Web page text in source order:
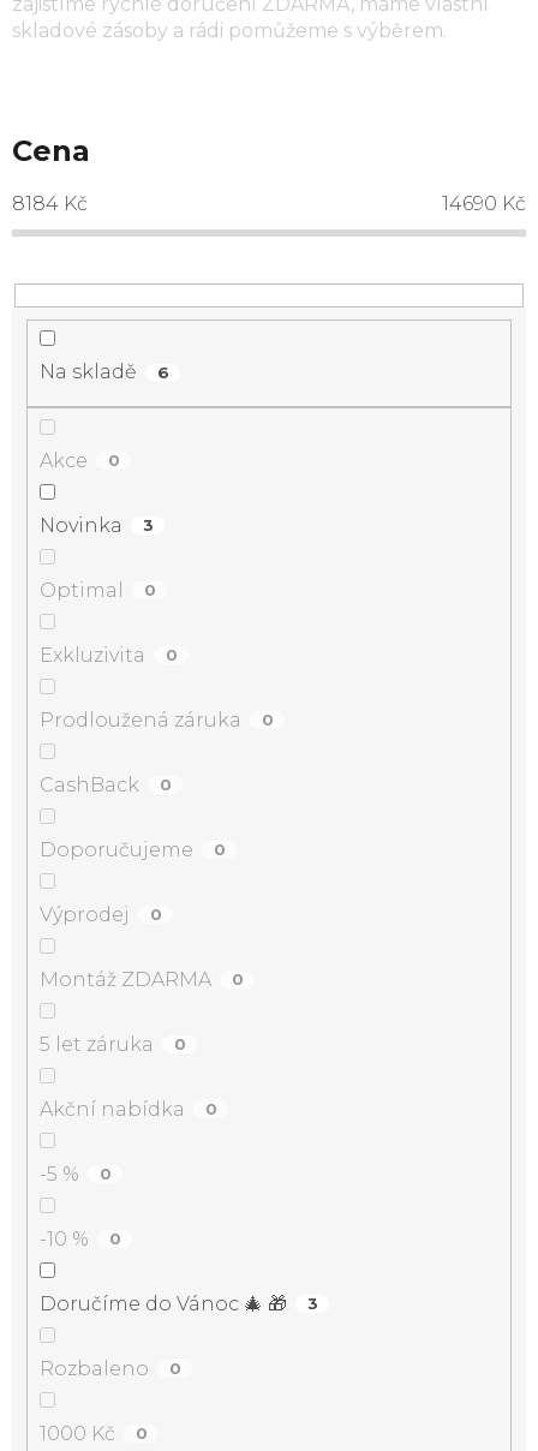
skladové zásoby a rádi pomůžeme s výběrem.
Cena
8184 Kč 14690 Kč
Na skladě 6
Akce 0
Novinka 3
Optimal 0
Exkluzivita 0
Prodloužená záruka 0
CashBack 0
Doporučujeme 0
Výprodej 0
Montáž ZDARMA 0
5 let záruka 0
Akční nabídka 0
-5 % 0
-10 % 0
Doručíme do Vánoc 🎄 🎁 3
Rozbaleno 0
1000 Kč 0